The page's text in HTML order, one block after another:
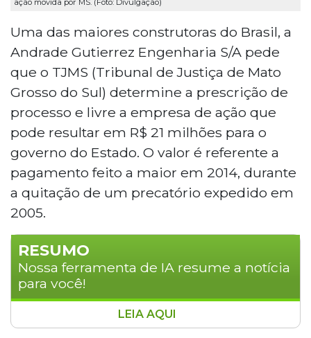
ação movida por MS. (Foto: Divulgação)
Uma das maiores construtoras do Brasil, a
Andrade Gutierrez Engenharia S/A pede
que o TJMS (Tribunal de Justiça de Mato
Grosso do Sul) determine a prescrição de
processo e livre a empresa de ação que
pode resultar em R$ 21 milhões para o
governo do Estado. O valor é referente a
pagamento feito a maior em 2014, durante
a quitação de um precatório expedido em
2005.
RESUMO
Nossa ferramenta de IA resume a notícia
para você!
A Andrade Gutierrez Engenharia pediu ao
LEIA AQUI